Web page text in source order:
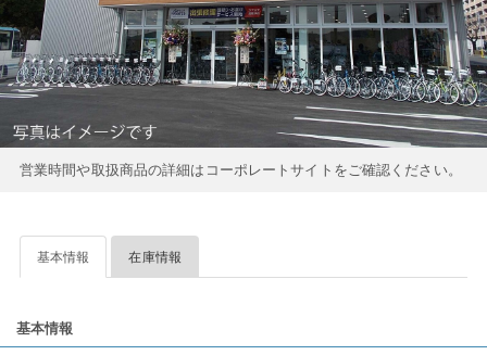
営業時間や取扱商品の詳細はコーポレートサイトをご確認ください。
基本情報 在庫情報
基本情報